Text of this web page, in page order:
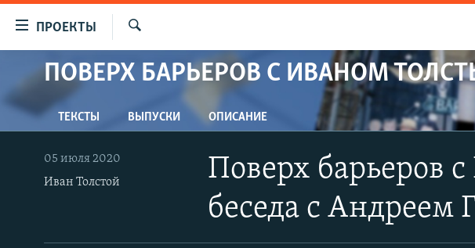
упрощенного
доступа
Вернуться
к
основному
содержанию
ПРОЕКТЫ
ПРОГРАММЫ
ПОДКАСТЫ
АВТОРСКИЕ ПРОЕКТЫ
ЦИТАТЫ СВОБОДЫ
МНЕНИЯ
IDEL.РЕАЛИИ
ПОВЕРХ БАРЬЕРОВ С ИВАНОМ
ТЕКСТЫ ВЫПУСКИ ОПИСАНИЕ
Поверх барьеров
беседа с Андреем
05 июля 2020
Иван Толстой